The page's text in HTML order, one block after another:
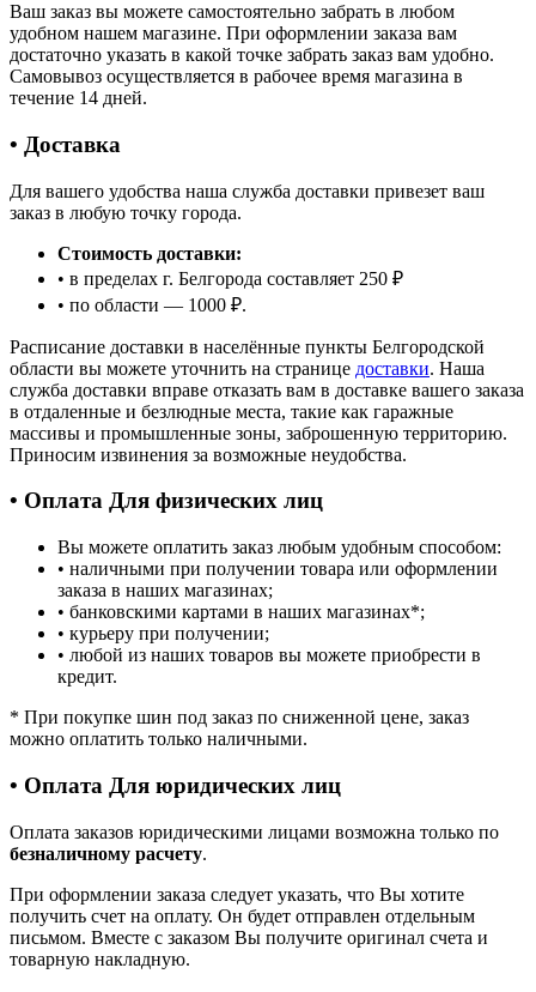
Ваш заказ вы можете самостоятельно забрать в любом
удобном нашем магазине. При оформлении заказа вам
достаточно указать в какой точке забрать заказ вам удобно.
Самовывоз осуществляется в рабочее время магазина в
течение 14 дней.
• Доставка
Для вашего удобства наша служба доставки привезет ваш
заказ в любую точку города.
Стоимость доставки:
• в пределах г. Белгорода составляет 250 ₽
• по области — 1000 ₽.
Расписание доставки в населённые пункты Белгородской
области вы можете уточнить на странице доставки. Наша
служба доставки вправе отказать вам в доставке вашего заказа
в отдаленные и безлюдные места, такие как гаражные
массивы и промышленные зоны, заброшенную территорию.
Приносим извинения за возможные неудобства.
• Оплата Для физических лиц
Вы можете оплатить заказ любым удобным способом:
• наличными при получении товара или оформлении
заказа в наших магазинах;
• банковскими картами в наших магазинах*;
• курьеру при получении;
• любой из наших товаров вы можете приобрести в
кредит.
* При покупке шин под заказ по сниженной цене, заказ
можно оплатить только наличными.
• Оплата Для юридических лиц
Оплата заказов юридическими лицами возможна только по
безналичному расчету.
При оформлении заказа следует указать, что Вы хотите
получить счет на оплату. Он будет отправлен отдельным
письмом. Вместе с заказом Вы получите оригинал счета и
товарную накладную.